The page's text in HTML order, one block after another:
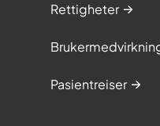
Rettigheter
Pasientreiser